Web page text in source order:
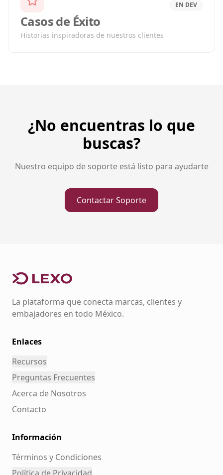
EN DEV
Casos de Éxito
Historias inspiradoras de nuestros clientes
¿No encuentras lo que
buscas?
Nuestro equipo de soporte está listo para ayudarte
Contactar Soporte
La plataforma que conecta marcas, clientes y
embajadores en todo México.
Enlaces
Recursos
Preguntas Frecuentes
Acerca de Nosotros
Contacto
Información
Términos y Condiciones